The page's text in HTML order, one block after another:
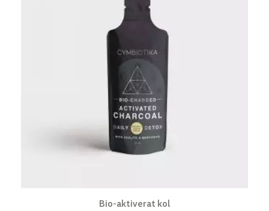
Bio-aktiverat kol